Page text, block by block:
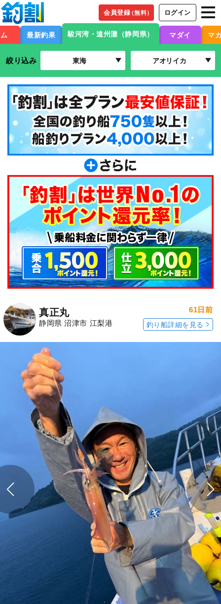
会員登録（無料） ログイン
最新釣果 駿河湾・遠州灘（静岡県） マダイ マ
絞り込み 東海 アオリイカ
真正丸
静岡県 沼津市 江梨港
61日前
釣り船詳細を見る